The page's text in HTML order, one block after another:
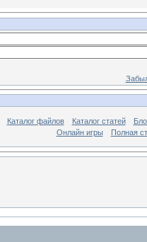
Каталог файлов Каталог статей
Онлайн игры
Полная